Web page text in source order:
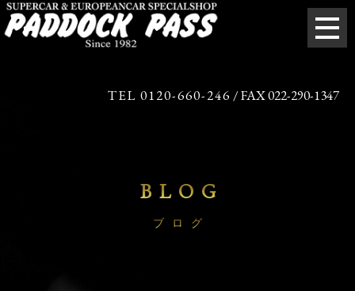
TEL 0120-660-246 / FAX 022-290-1347
BLOG
ブログ